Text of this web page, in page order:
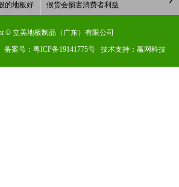
的地板好
假货会损害消费者利益
© 立美地板制品（广东）有限公司
备案号： 粤ICP备19141775号 技术支持：赢网科技